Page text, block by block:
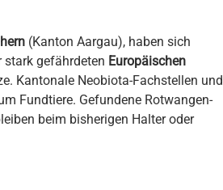
(Kanton Aargau), haben sich
stark gefährdeten Europäischen
Kantonale Neobiota-Fachstellen und
Fundtiere. Gefundene Rotwangen-
beim bisherigen Halter oder